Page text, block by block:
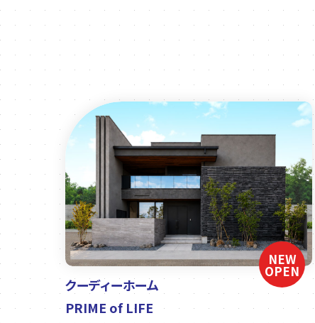
NEW
OPEN
クーディーホーム
PRIME of LIFE